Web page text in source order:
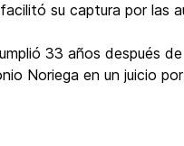
su captura por las
33 años después
Noriega en un juicio